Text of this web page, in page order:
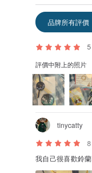
品牌所有評價
5
評價中附上的照片
tinycatty
我自己很喜歡鈴